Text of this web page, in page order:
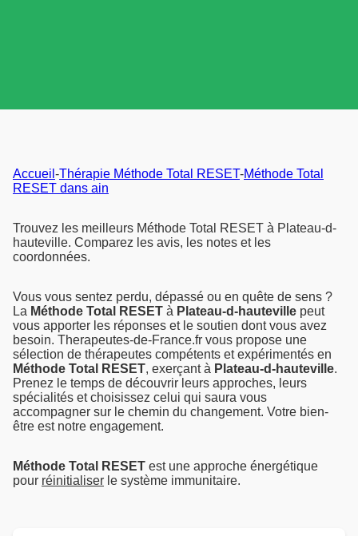
Accueil -Thérapie Méthode Total RESET-Méthode Total
RESET dans ain
Trouvez les meilleurs Méthode Total RESET à Plateau-d-
hauteville. Comparez les avis, les notes et les
coordonnées.
Vous vous sentez perdu, dépassé ou en quête de sens ?
La Méthode Total RESET à Plateau-d-hauteville peut
vous apporter les réponses et le soutien dont vous avez
besoin. Therapeutes-de-France.fr vous propose une
sélection de thérapeutes compétents et expérimentés en
Méthode Total RESET, exerçant à Plateau-d-hauteville.
Prenez le temps de découvrir leurs approches, leurs
spécialités et choisissez celui qui saura vous
accompagner sur le chemin du changement. Votre bien-
être est notre engagement.
Méthode Total RESET est une approche énergétique
pour réinitialiser le système immunitaire.